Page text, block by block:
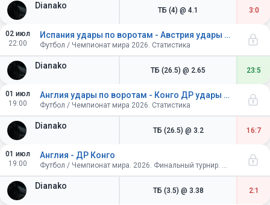
Dianako ТБ (4) @ 4.1 3:0
02 июл
22:00
Dianako
Испания удары по воротам - Австрия удары по воротам
Футбол / Чемпионат мира 2026. Статистика
ТБ (26.5) @ 2.65 23:5
01 июл
19:00
Dianako
Англия удары по воротам - Конго ДР удары по воротам
Футбол / Чемпионат мира 2026. Статистика
ТБ (26.5) @ 3.2 16:7
01 июл
19:00
Dianako
Англия - ДР Конго
Футбол / Чемпионат мира. 2026. Финальный турнир. США, Канада, Мексика. Плей-офф. 1/16 финала
ТБ (3.5) @ 3.38 2:1